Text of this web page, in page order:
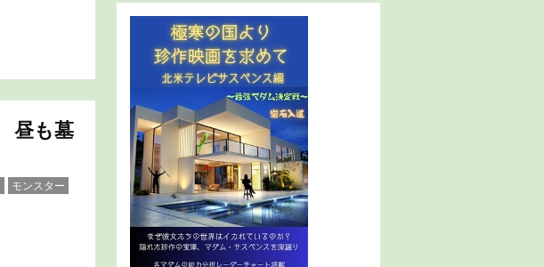
昼も墓
モンスター